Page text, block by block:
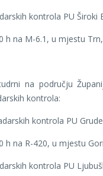
kontrola PU Široki
h na M-6.1, u mjestu Trn,
na području
kontrola:
kontrola PU
h na R-420, u mjestu
kontrola PU